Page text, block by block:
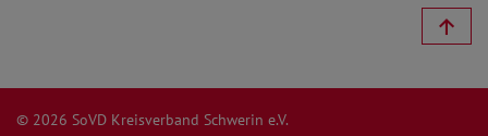
© 2026 SoVD Kreisverband Schwerin e.V.